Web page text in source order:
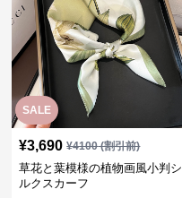
SALE
¥3,690 ¥4100(割引前)
草花と葉模様の植物画風小判シ
ルクスカーフ